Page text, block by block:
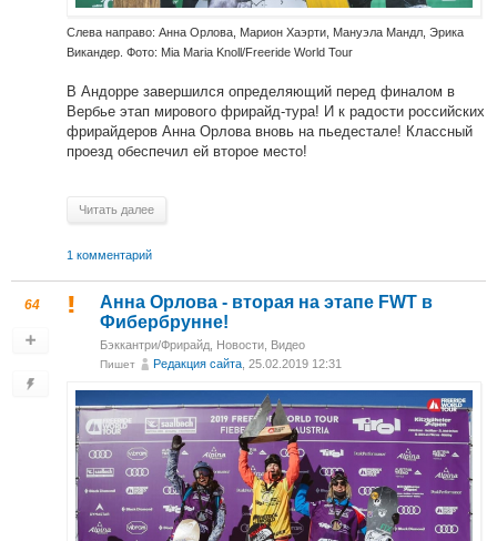
Слева направо: Анна Орлова, Марион Хаэрти, Мануэла Мандл, Эрика
Викандер. Фото: Mia Maria Knoll/Freeride World Tour
В Андорре завершился определяющий перед финалом в
Вербье этап мирового фрирайд-тура! И к радости российских
фрирайдеров Анна Орлова вновь на пьедестале! Классный
проезд обеспечил ей второе место!
Читать далее
1 комментарий
64
Анна Орлова - вторая на этапе FWT в
Фибербрунне!
Бэккантри/Фрирайд Новости Видео
Пишет Редакция сайта , 25.02.2019 12:31